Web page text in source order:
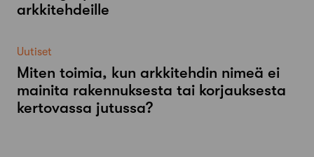
arkkitehdeille
Uutiset
Miten toimia, kun arkkitehdin nimeä ei
mainita rakennuksesta tai korjauksesta
kertovassa jutussa?